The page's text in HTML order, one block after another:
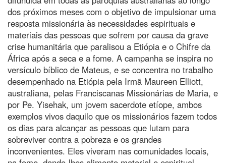
dos próximos meses com o objetivo de impulsionar uma
resposta missionária às necessidades espirituais e
materiais das pessoas que sofrem por causa da grave
crise humanitária que paralisou a Etiópia e o Chifre da
África após a seca e a fome. A campanha se inspira no
versículo bíblico de Mateus, e se concentra no trabalho
desempenhado na Etiópia pela Irmã Maureen Elliott,
australiana, pelas Franciscanas Missionárias de Maria, e
por Pe. Yisehak, um jovem sacerdote etíope, ambos
exemplos vivos daquilo que os missionários fazem todos
os dias para alcançar as pessoas que lutam para
sobreviver contra a pobreza e os grandes
inconvenientes. Eles viveram nas comunidades locais,